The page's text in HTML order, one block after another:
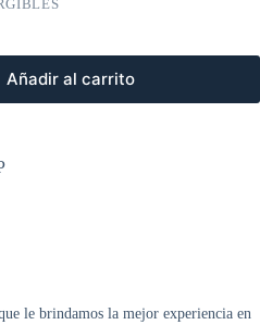
le brindamos la mejor experiencia en
Añadir al carrito